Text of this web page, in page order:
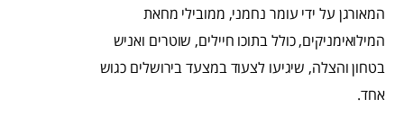
המאורגן על ידי עומר נחמני, ממובילי מחאת
המילואימניקים, כולל בתוכו חיילים, שוטרים ואניש
בטחון והצלה, שיגיעו לצעוד במצעד בירושלים כגוש
אחד.